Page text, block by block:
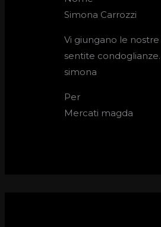
Simona Carrozzi
Vi giungano le
sentite
simona
Per
Mercati magda